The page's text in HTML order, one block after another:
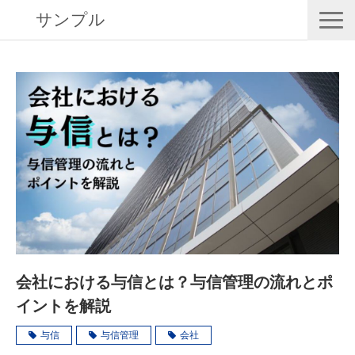
サンプル
導入事例
動画で学ぶ
セミナー／イベント
eBooks
お役立ち情報
会社における与信とは？与信管理の流れとポ
イントを解説
与信 与信管理 会社